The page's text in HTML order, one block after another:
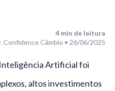
4 min de leitura
Confidence Câmbio • 26/06/2025
Artificial foi
altos investimentos